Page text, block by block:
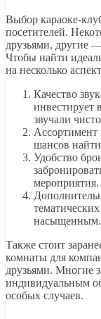
Выбор караоке-
посетителей.
друзьями, другие
Чтобы найти
на несколько
Качество
инвестирует
звучали
шансов
Удобство
мероприятия.
насыщенным.
Также стоит
комнаты для
друзьями. Многие
индивидуальным
особых случаев.